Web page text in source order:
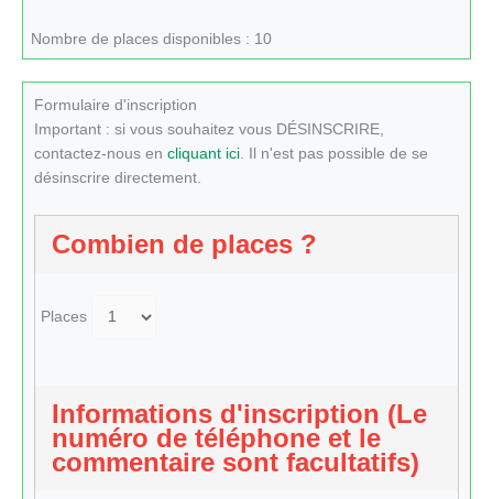
Nombre de places disponibles : 10
Formulaire d'inscription
Important : si vous souhaitez vous DÉSINSCRIRE,
contactez-nous en cliquant ici. Il n'est pas possible de se
désinscrire directement.
Combien de places ?
Places
Informations d'inscription (Le
numéro de téléphone et le
commentaire sont facultatifs)